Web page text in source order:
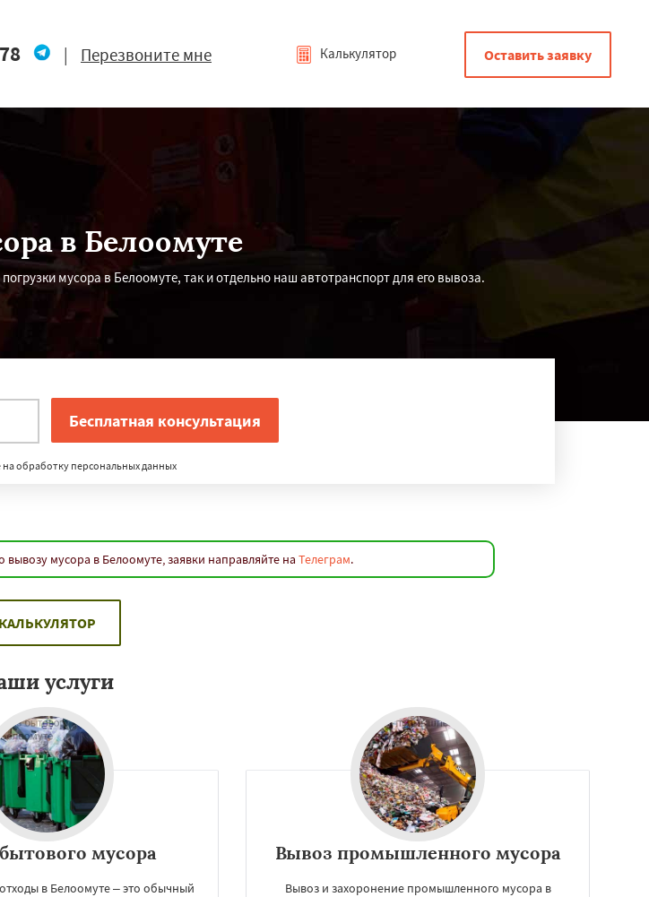
| Перезвоните мне Калькулятор Оставить заявку
в Белоомуте
мусора в Белоомуте, так и отдельно наш автотранспорт для его вывоза.
на обработку персональных данных
мусора в Белоомуте, заявки направляйте на Телеграм.
КАЛЬКУЛЯТОР
услуги
мусора
в Белоомуте – это обычный
Вывоз промышленного мусора
Вывоз и захоронение промышленного мусора в